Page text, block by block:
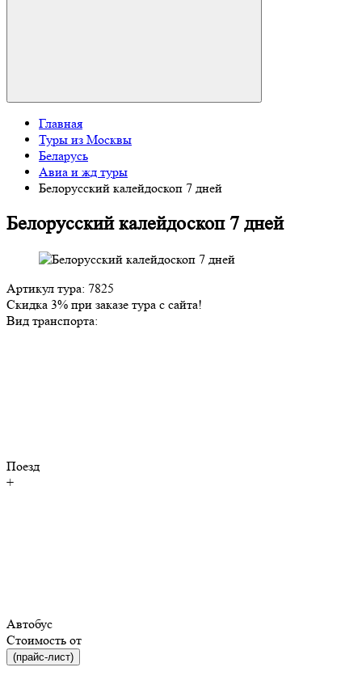
Главная
Туры из Москвы
Беларусь
Авиа и жд туры
Белорусский калейдоскоп 7 дней
Белорусский калейдоскоп 7 дней
Артикул тура: 7825
Скидка 3% при заказе тура с сайта!
Вид транспорта:
Поезд
+
Автобус
Стоимость от
(прайс-лист)